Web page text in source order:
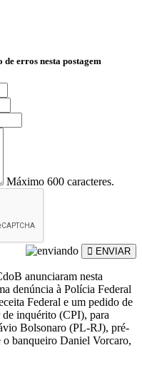
de erros nesta postagem
Máximo 600 caracteres.
ENVIAR
anunciaram nesta
denúncia à Polícia Federal
Federal e um pedido de
de inquérito (CPI), para
Bolsonaro (PL-RJ), pré-
o banqueiro Daniel Vorcaro,